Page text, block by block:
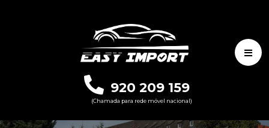
920 209 159
(Chamada para rede móvel nacional)